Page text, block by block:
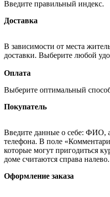
Введите правильный индекс.
Доставка
В зависимости от места
доставки. Выберите любой
Оплата
Выберите оптимальный
Покупатель
Введите данные о себе: ФИО,
телефона. В поле
которые могут пригодиться
доме считаются справа налево.
Оформление заказа